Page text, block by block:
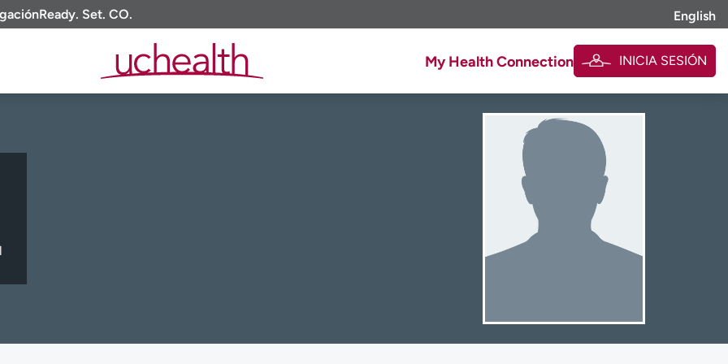
Ready. Set. CO. English
My Health Connection INICIA SESIÓN